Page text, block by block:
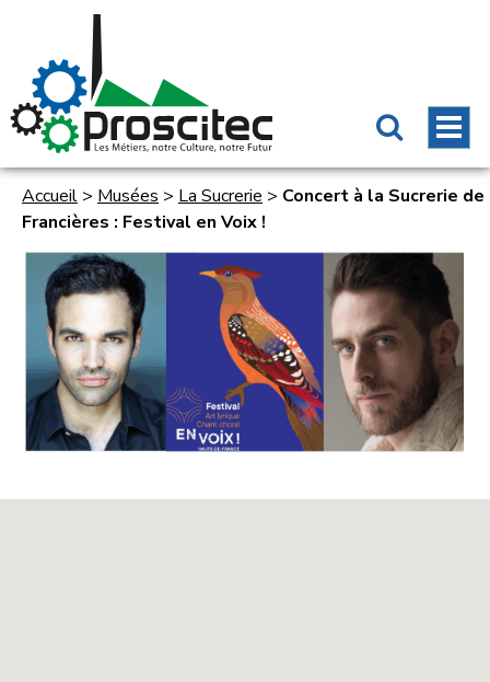
Accueil > Musées > La Sucrerie > Concert à la Sucrerie de
Francières : Festival en Voix !